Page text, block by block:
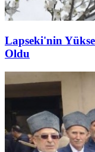
Lapseki'nin
Oldu